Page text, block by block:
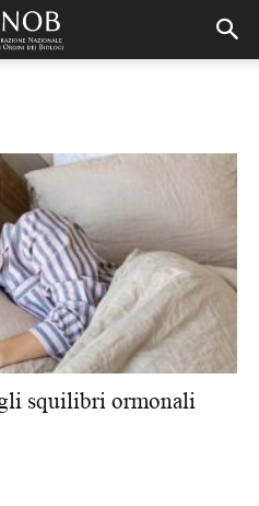
squilibri ormonali